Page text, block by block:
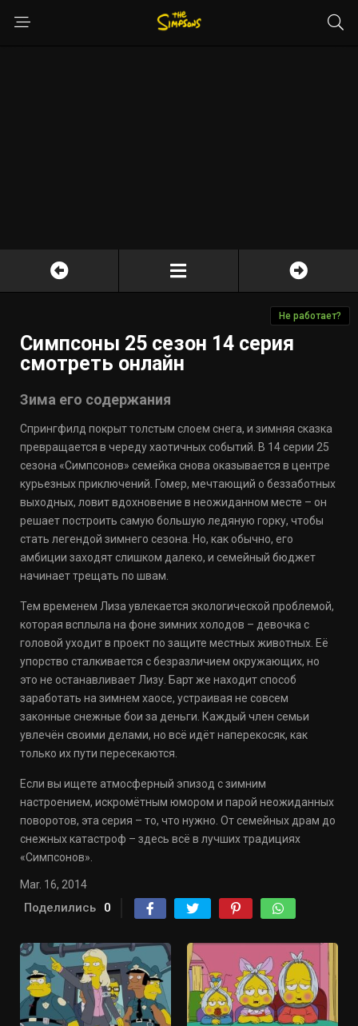
Не работает?
Симпсоны 25 сезон 14 серия
смотреть онлайн
Зима его содержания
Спрингфилд покрыт толстым слоем снега, и зимняя сказка
превращается в череду хаотичных событий. В 14 серии 25
сезона «Симпсонов» семейка снова оказывается в центре
курьезных приключений. Гомер, мечтающий о беззаботных
выходных, ловит вдохновение в неожиданном месте – он
решает построить самую большую ледяную горку, чтобы
стать легендой зимнего сезона. Но, как обычно, его
амбиции заходят слишком далеко, и семейный бюджет
начинает трещать по швам.
Тем временем Лиза увлекается экологической проблемой,
которая всплыла на фоне зимних холодов – девочка с
головой уходит в проект по защите местных животных. Её
упорство сталкивается с безразличием окружающих, но
это не останавливает Лизу. Барт же находит способ
заработать на зимнем хаосе, устраивая не совсем
законные снежные бои за деньги. Каждый член семьи
увлечён своими делами, но всё идёт наперекосяк, как
только их пути пересекаются.
Если вы ищете атмосферный эпизод с зимним
настроением, искромётным юмором и парой неожиданных
поворотов, эта серия – то, что нужно. От семейных драм до
снежных катастроф – здесь всё в лучших традициях
«Симпсонов».
Mar. 16, 2014
Поделились 0